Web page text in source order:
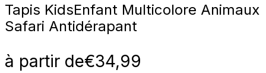
Tapis KidsEnfant Multicolore Animaux
Safari Antidérapant
à partir de€34,99